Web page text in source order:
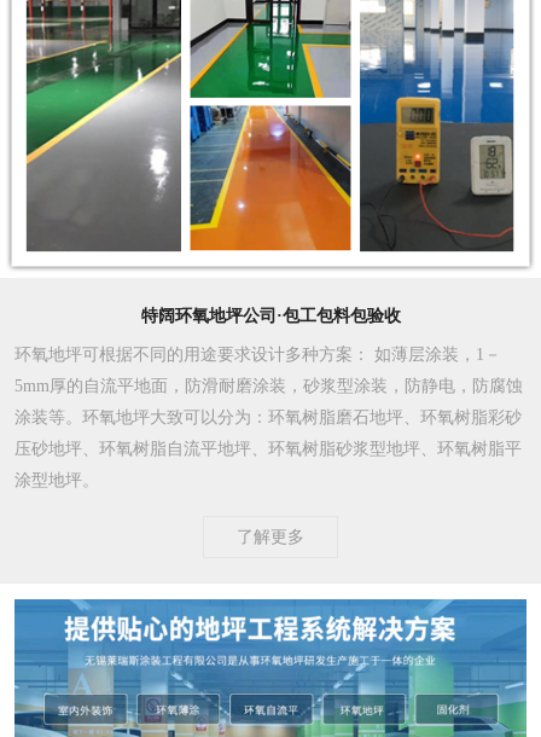
特阔环氧地坪公司·包工包料包验收
环氧地坪可根据不同的用途要求设计多种方案 ： 如薄层涂装，1－
5mm厚的自流平地面，防滑耐磨涂装，砂浆型涂装，防静电，防腐蚀
涂装等。环氧地坪大致可以分为：环氧树脂磨石地坪、环氧树脂彩砂
压砂地坪、环氧树脂自流平地坪、环氧树脂砂浆型地坪、环氧树脂平
涂型地坪。
了解更多